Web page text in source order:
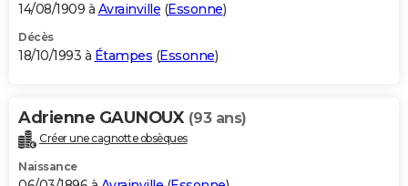
14/08/1909 à Avrainville (Essonne)
Décès
18/10/1993 à Étampes (Essonne)
Adrienne GAUNOUX (93 ans)
Créer une cagnotte obsèques
Naissance